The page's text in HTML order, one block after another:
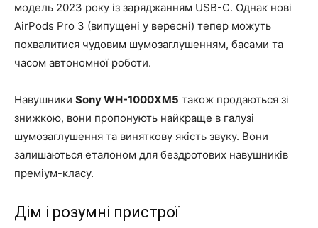
модель 2023 року із заряджанням USB-C. Однак нові
AirPods Pro 3 (випущені у вересні) тепер можуть
похвалитися чудовим шумозаглушенням, басами та
часом автономної роботи.
Навушники Sony WH-1000XM5 також продаються зі
знижкою, вони пропонують найкраще в галузі
шумозаглушення та виняткову якість звуку. Вони
залишаються еталоном для бездротових навушників
преміум-класу.
Дім і розумні пристрої